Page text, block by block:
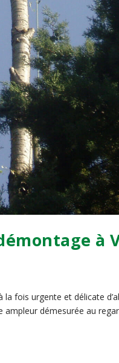
à
fois urgente et délicate
ampleur démesurée au